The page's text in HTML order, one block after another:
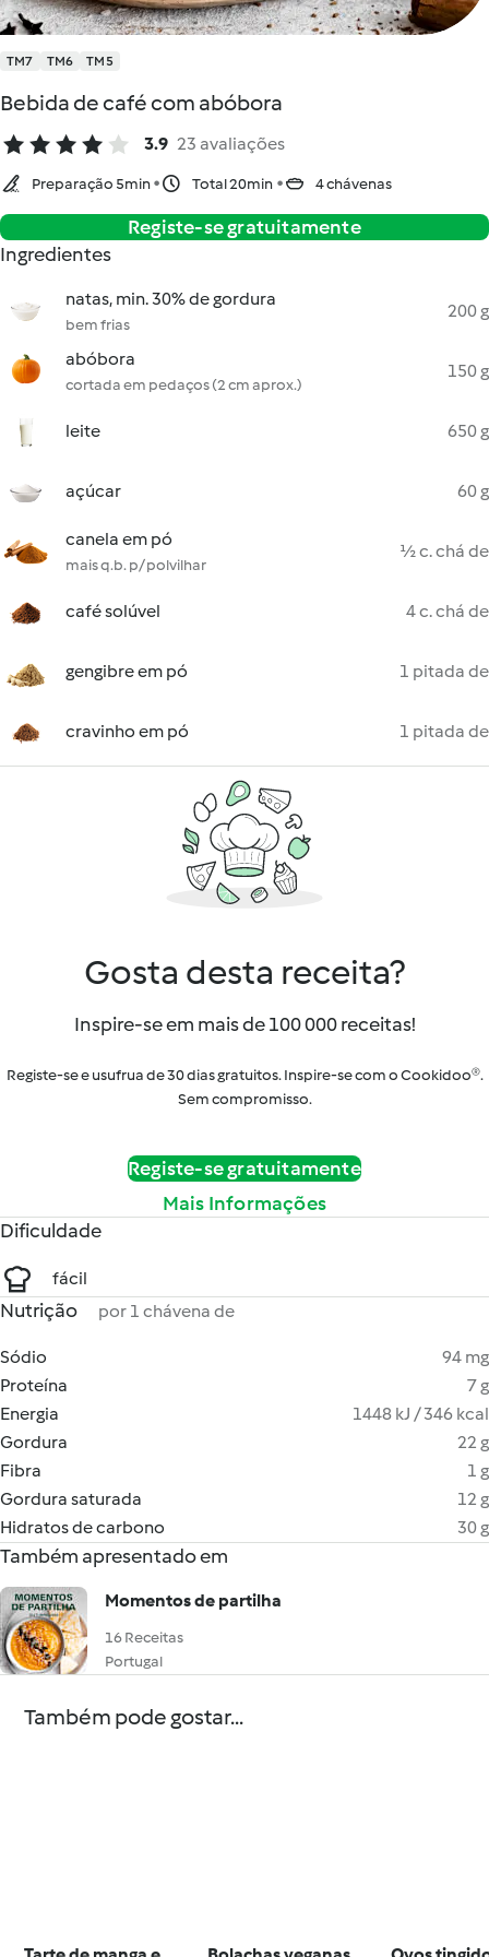
TM7 TM6 TM5
Bebida de café com abóbora
3.9 23 avaliações
Preparação 5min Total 20min 4 chávenas
Registe-se gratuitamente
Ingredientes
natas, min. 30% de gordura
bem frias
200 g
abóbora
cortada em pedaços (2 cm aprox.)
150 g
leite 650 g
açúcar 60 g
canela em pó
mais q.b. p/ polvilhar
½ c. chá de
café solúvel 4 c. chá de
gengibre em pó 1 pitada de
cravinho em pó 1 pitada de
Gosta desta receita?
Inspire-se em mais de 100 000 receitas!
Registe-se e usufrua de 30 dias gratuitos. Inspire-se com o Cookidoo®.
Sem compromisso.
Registe-se gratuitamente
Mais Informações
Dificuldade
fácil
Nutrição por 1 chávena de
Sódio
94 mg
Proteína
7 g
Energia
1448 kJ / 346 kcal
Gordura
22 g
Fibra
1 g
Gordura saturada
12 g
Hidratos de carbono
30 g
Também apresentado em
Momentos de partilha
16 Receitas
Portugal
Também pode gostar...